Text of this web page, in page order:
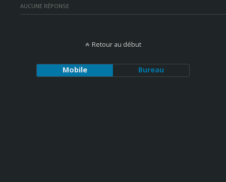
AUCUNE RÉPONSE
Retour au début
Mobile Bureau